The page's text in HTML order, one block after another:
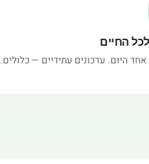
החיים
היום. עדכונים עתידיים — כלולים.